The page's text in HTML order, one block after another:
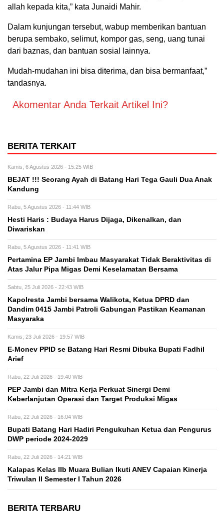
allah kepada kita,” kata Junaidi Mahir.
Dalam kunjungan tersebut, wabup memberikan bantuan
berupa sembako, selimut, kompor gas, seng, uang tunai
dari baznas, dan bantuan sosial lainnya.
Mudah-mudahan ini bisa diterima, dan bisa bermanfaat,”
tandasnya.
Akomentar Anda Terkait Artikel Ini?
BERITA TERKAIT
Kamis, 6 Agustus 2026 - 15:25 WIB
BEJAT !!! Seorang Ayah di Batang Hari Tega Gauli Dua Anak
Kandung
Rabu, 5 Agustus 2026 - 11:44 WIB
Hesti Haris : Budaya Harus Dijaga, Dikenalkan, dan
Diwariskan
Rabu, 5 Agustus 2026 - 11:41 WIB
Pertamina EP Jambi Imbau Masyarakat Tidak Beraktivitas di
Atas Jalur Pipa Migas Demi Keselamatan Bersama
Sabtu, 25 Juli 2026 - 22:43 WIB
Kapolresta Jambi bersama Walikota, Ketua DPRD dan
Dandim 0415 Jambi Patroli Gabungan Pastikan Keamanan
Masyaraka
Kamis, 23 Juli 2026 - 19:57 WIB
E-Monev PPID se Batang Hari Resmi Dibuka Bupati Fadhil
Arief
Rabu, 22 Juli 2026 - 19:40 WIB
PEP Jambi dan Mitra Kerja Perkuat Sinergi Demi
Keberlanjutan Operasi dan Target Produksi Migas
Rabu, 22 Juli 2026 - 16:04 WIB
Bupati Batang Hari Hadiri Pengukuhan Ketua dan Pengurus
DWP periode 2024-2029
Rabu, 22 Juli 2026 - 14:21 WIB
Kalapas Kelas IIb Muara Bulian Ikuti ANEV Capaian Kinerja
Triwulan II Semester I Tahun 2026
BERITA TERBARU